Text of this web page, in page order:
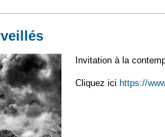
Invitation à la
Cliquez ici https://